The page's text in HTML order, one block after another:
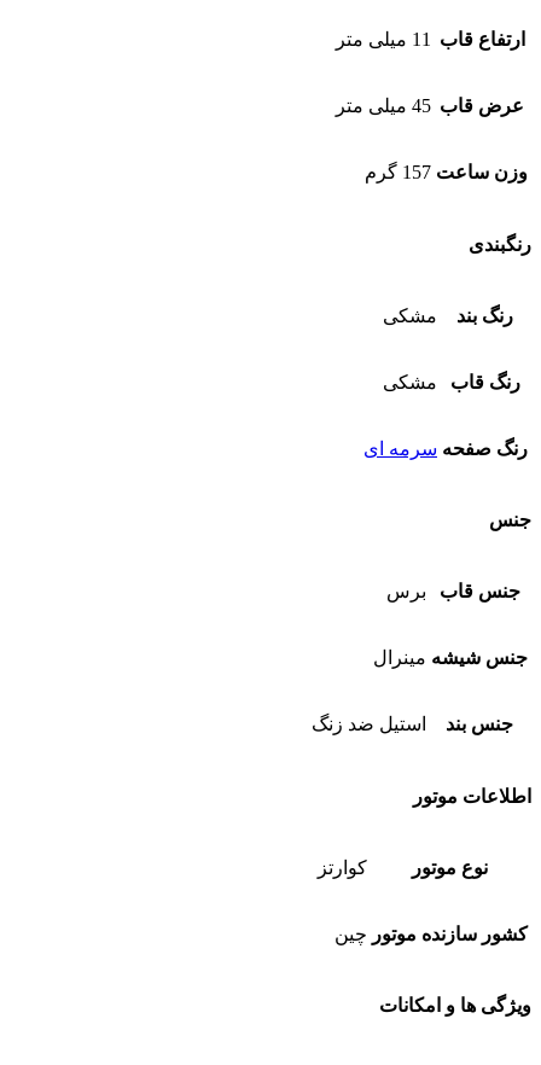
ارتفاع قاب 11 میلی متر
عرض قاب 45 میلی متر
وزن ساعت 157 گرم
رنگبندی
رنگ بند مشکی
رنگ قاب مشکی
رنگ صفحه سرمه ای
جنس
جنس قاب برس
جنس شیشه مینرال
جنس بند استیل ضد زنگ
اطلاعات موتور
نوع موتور کوارتز
کشور سازنده موتور چین
ویژگی ها و امکانات